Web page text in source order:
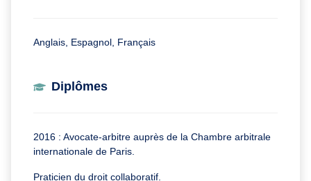
Anglais, Espagnol, Français
Diplômes
2016 : Avocate-arbitre auprès de la Chambre arbitrale
internationale de Paris.
Praticien du droit collaboratif.